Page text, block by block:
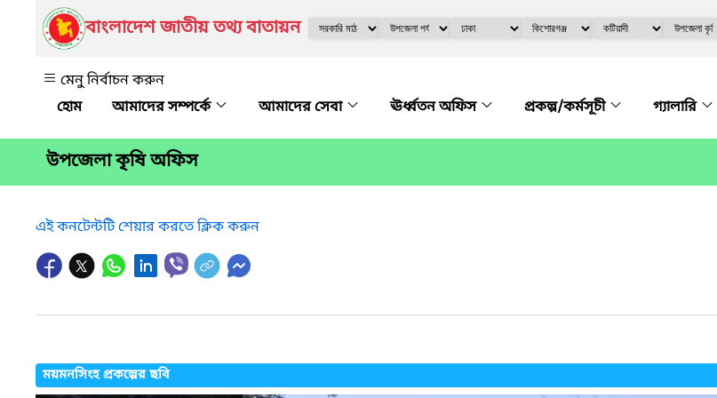
বাংলাদেশ জাতীয় তথ্য বাতায়ন
মেনু নির্বাচন করুন
আমাদের সম্পর্কে
আমাদের সেবা ঊর্ধ্বতন অফিস প্রকল্প/কর্মসূচী গ্যালারি
উপজেলা কৃষি অফিস
এই কনটেন্টটি শেয়ার করতে ক্লিক করুন
ময়মনসিংহ প্রকল্পের ছবি